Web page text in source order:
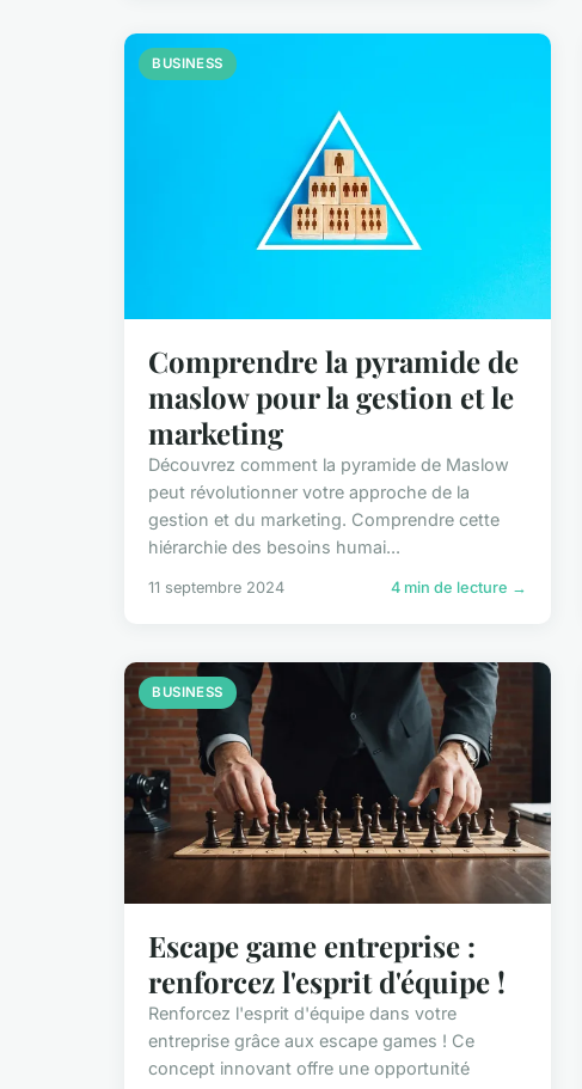
BUSINESS
Comprendre la pyramide de
maslow pour la gestion et le
marketing
Découvrez comment la pyramide de Maslow
peut révolutionner votre approche de la
gestion et du marketing. Comprendre cette
hiérarchie des besoins humai...
11 septembre 2024 4 min de lecture →
BUSINESS
Escape game entreprise :
renforcez l'esprit d'équipe !
Renforcez l'esprit d'équipe dans votre
entreprise grâce aux escape games ! Ce
concept innovant offre une opportunité